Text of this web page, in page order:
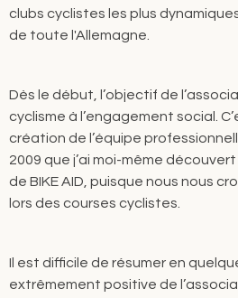
clubs cyclistes les plus
de toute l'Allemagne.
Dès le début, l’objectif de
cyclisme à l’engagement social.
création de l’équipe
2009 que j’ai moi-même
de BIKE AID, puisque nous nous
lors des courses cyclistes.
Il est difficile de résumer en
extrêmement positive de